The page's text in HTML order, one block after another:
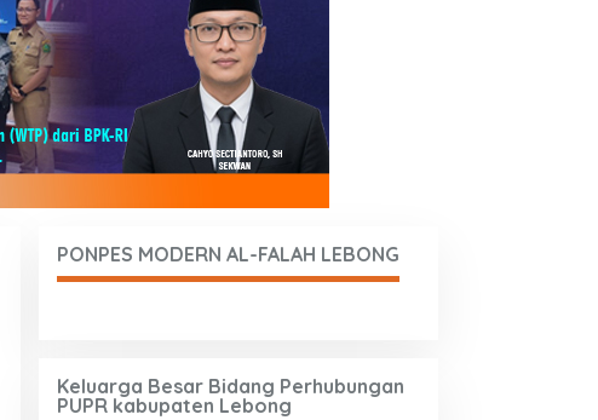
PONPES MODERN AL-FALAH LEBONG
Keluarga Besar Bidang Perhubungan
PUPR kabupaten Lebong